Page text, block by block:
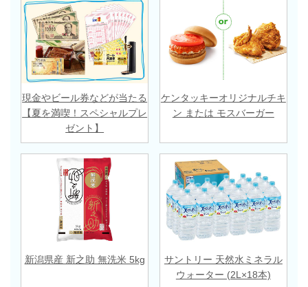
現金やビール券などが当たる
【夏を満喫！スペシャルプレ
ゼント】
ケンタッキーオリジナルチキ
ン または モスバーガー
新潟県産 新之助 無洗米 5kg
サントリー 天然水ミネラル
ウォーター (2L×18本)